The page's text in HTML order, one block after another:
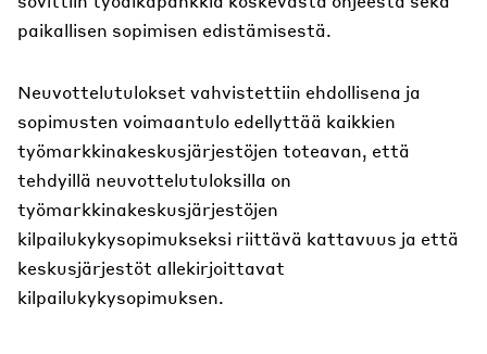
paikallisen sopimisen edistämisestä.
Neuvottelutulokset vahvistettiin ehdollisena ja
sopimusten voimaantulo edellyttää kaikkien
työmarkkinakeskusjärjestöjen toteavan, että
tehdyillä neuvottelutuloksilla on
työmarkkinakeskusjärjestöjen
kilpailukykysopimukseksi riittävä kattavuus ja että
keskusjärjestöt allekirjoittavat
kilpailukykysopimuksen.